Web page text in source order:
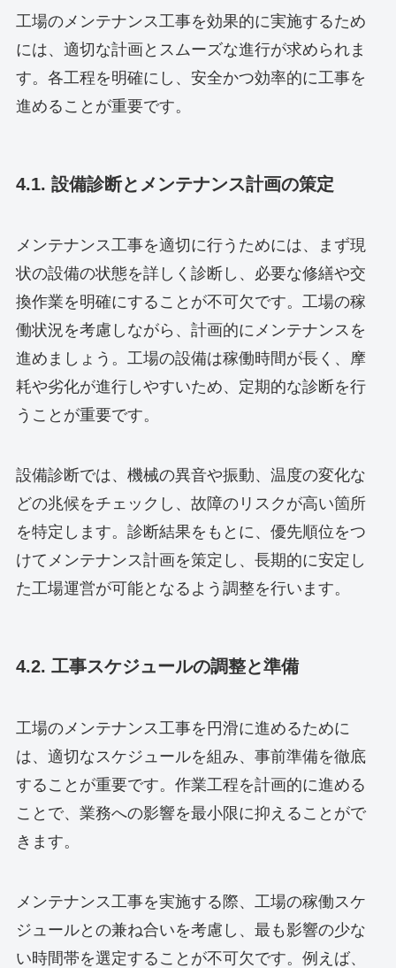
工場のメンテナンス工事を効果的に実施するため
には、適切な計画とスムーズな進行が求められま
す。各工程を明確にし、安全かつ効率的に工事を
進めることが重要です。
4.1. 設備診断とメンテナンス計画の策定
メンテナンス工事を適切に行うためには、まず現
状の設備の状態を詳しく診断し、必要な修繕や交
換作業を明確にすることが不可欠です。工場の稼
働状況を考慮しながら、計画的にメンテナンスを
進めましょう。工場の設備は稼働時間が長く、摩
耗や劣化が進行しやすいため、定期的な診断を行
うことが重要です。
設備診断では、機械の異音や振動、温度の変化な
どの兆候をチェックし、故障のリスクが高い箇所
を特定します。診断結果をもとに、優先順位をつ
けてメンテナンス計画を策定し、長期的に安定し
た工場運営が可能となるよう調整を行います。
4.2. 工事スケジュールの調整と準備
工場のメンテナンス工事を円滑に進めるために
は、適切なスケジュールを組み、事前準備を徹底
することが重要です。作業工程を計画的に進める
ことで、業務への影響を最小限に抑えることがで
きます。
メンテナンス工事を実施する際、工場の稼働スケ
ジュールとの兼ね合いを考慮し、最も影響の少な
い時間帯を選定することが不可欠です。例えば、